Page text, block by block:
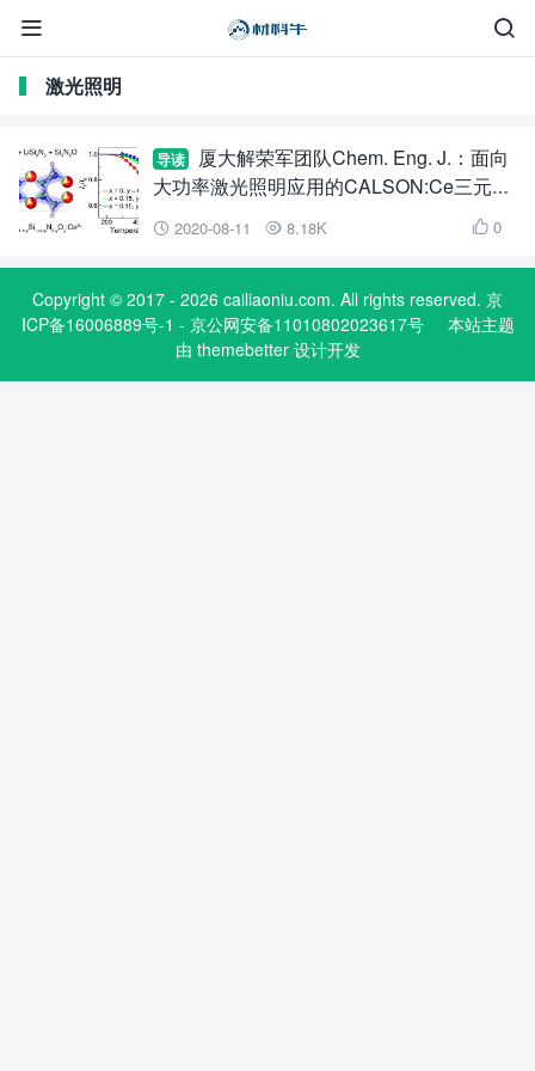


激光照明
导读
厦大解荣军团队Chem. Eng. J.：面向
大功率激光照明应用的CALSON:Ce三元固
溶体荧光粉
 2020-08-11  8.18K  0
Copyright © 2017 - 2026 cailiaoniu.com. All rights reserved. 京
ICP备16006889号-1 - 京公网安备11010802023617号
本站主题
由 themebetter设计开发